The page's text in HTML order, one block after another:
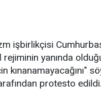
işbirlikçisi
yanında
protesto edildi.